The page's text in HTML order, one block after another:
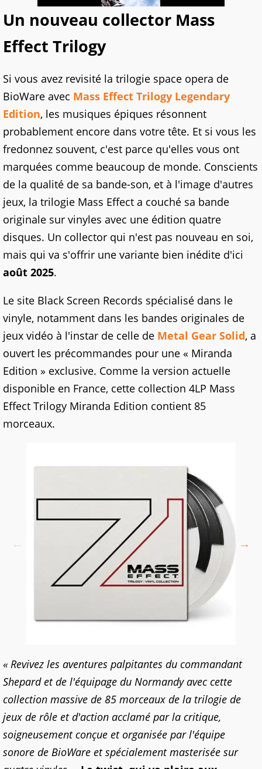
Un nouveau collector Mass
Effect Trilogy
Si vous avez revisité la trilogie space opera de
BioWare avec Mass Effect Trilogy Legendary
Edition, les musiques épiques résonnent
probablement encore dans votre tête. Et si vous les
fredonnez souvent, c'est parce qu'elles vous ont
marquées comme beaucoup de monde. Conscients
de la qualité de sa bande-son, et à l'image d'autres
jeux, la trilogie Mass Effect a couché sa bande
originale sur vinyles avec une édition quatre
disques. Un collector qui n'est pas nouveau en soi,
mais qui va s'offrir une variante bien inédite d'ici
août 2025.
Le site Black Screen Records spécialisé dans le
vinyle, notamment dans les bandes originales de
jeux vidéo à l'instar de celle de Metal Gear Solid, a
ouvert les précommandes pour une « Miranda
Edition » exclusive. Comme la version actuelle
disponible en France, cette collection 4LP Mass
Effect Trilogy Miranda Edition contient 85
morceaux.
« Revivez les aventures palpitantes du commandant
Shepard et de l'équipage du Normandy avec cette
collection massive de 85 morceaux de la trilogie de
jeux de rôle et d'action acclamé par la critique,
soigneusement conçue et organisée par l'équipe
sonore de BioWare et spécialement masterisée sur